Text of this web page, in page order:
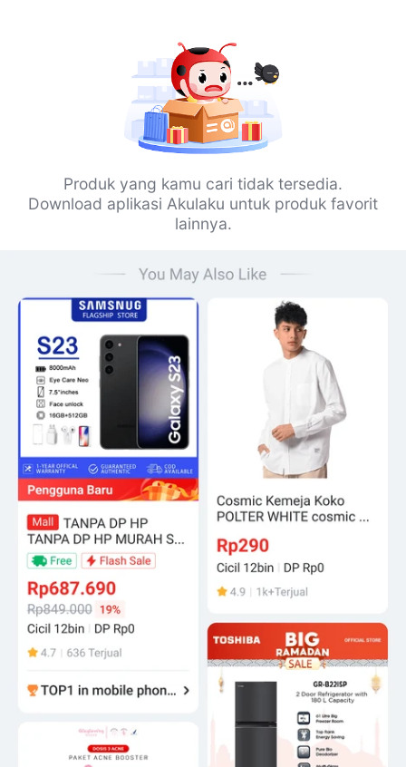
Produk yang kamu cari tidak tersedia.
Download aplikasi Akulaku untuk produk favorit
lainnya.